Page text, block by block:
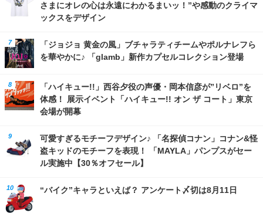
さまにオレの心は永遠にわかるまいッ！”や感動のクライマ
ックスをデザイン
「ジョジョ 黄金の風」ブチャラティチームやポルナレフら
を華やかに♪ 「glamb」新作カプセルコレクション登場
「ハイキュー!!」西谷夕役の声優・岡本信彦が”リベロ”を
体感！ 展示イベント「ハイキュー!! オン ザ コート」東京
会場が開幕
可愛すぎるモチーフデザイン♪ 「名探偵コナン」コナン&怪
盗キッドのモチーフを表現！ 「MAYLA」パンプスがセー
ル実施中【30％オフセール】
“バイク”キャラといえば？ アンケート〆切は8月11日